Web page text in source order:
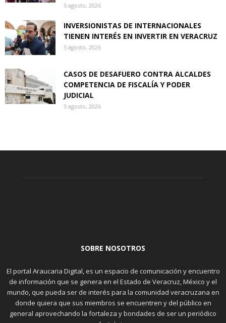
5 agosto, 2026
INVERSIONISTAS DE INTERNACIONALES
TIENEN INTERÉS EN INVERTIR EN VERACRUZ
5 agosto, 2026
CASOS DE DESAFUERO CONTRA ALCALDES
COMPETENCIA DE FISCALÍA Y PODER
JUDICIAL
5 agosto, 2026
SOBRE NOSOTROS
El portal Araucaria Digital, es un espacio de comunicación y encuentro
de información que se genera en el Estado de Veracruz, México y el
mundo, que pueda ser de interés para la comunidad veracruzana en
donde quiera que sus miembros se encuentren y del público en
general aprovechando la fortaleza y bondades de ser un periódico